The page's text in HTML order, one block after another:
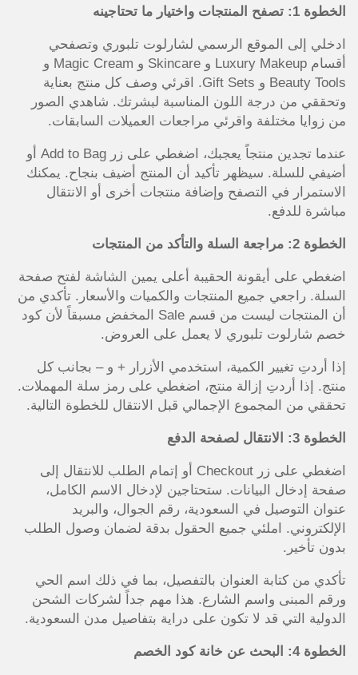
الخطوة 1: تصفح المنتجات واختيار ما تحتاجينه
ادخلي إلى الموقع الرسمي لشارلوت تلبوري وتصفحي
أقسام Luxury Makeup و Skincare و Magic Cream و
Beauty Tools و Gift Sets. اقرئي وصف كل منتج بعناية
وتحققي من درجة اللون المناسبة لبشرتك. شاهدي الصور
من زوايا مختلفة واقرئي مراجعات العميلات السابقات.
عندما تجدين منتجاً يعجبك، اضغطي على زر Add to Bag أو
أضيفي للسلة. سيظهر تأكيد أن المنتج أضيف بنجاح. يمكنك
الاستمرار في التصفح وإضافة منتجات أخرى أو الانتقال
مباشرة للدفع.
الخطوة 2: مراجعة السلة والتأكد من المنتجات
اضغطي على أيقونة الحقيبة أعلى يمين الشاشة لفتح صفحة
السلة. راجعي جميع المنتجات والكميات والأسعار. تأكدي من
أن المنتجات ليست من قسم Sale المخفض مسبقاً لأن كود
خصم شارلوت تلبوري لا يعمل على العروض.
إذا أردتِ تغيير الكمية، استخدمي الأزرار + و – بجانب كل
منتج. إذا أردتِ إزالة منتج، اضغطي على رمز سلة المهملات.
تحققي من المجموع الإجمالي قبل الانتقال للخطوة التالية.
الخطوة 3: الانتقال لصفحة الدفع
اضغطي على زر Checkout أو إتمام الطلب للانتقال إلى
صفحة إدخال البيانات. ستحتاجين لإدخال الاسم الكامل،
عنوان التوصيل في السعودية، رقم الجوال، والبريد
الإلكتروني. املئي جميع الحقول بدقة لضمان وصول الطلب
بدون تأخير.
تأكدي من كتابة العنوان بالتفصيل، بما في ذلك اسم الحي
ورقم المبنى واسم الشارع. هذا مهم جداً لشركات الشحن
الدولية التي قد لا تكون على دراية بتفاصيل مدن السعودية.
الخطوة 4: البحث عن خانة كود الخصم